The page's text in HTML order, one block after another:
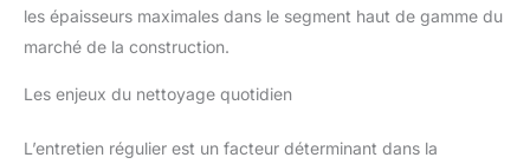
les épaisseurs maximales dans le segment haut de gamme du
marché de la construction.
Les enjeux du nettoyage quotidien
L’entretien régulier est un facteur déterminant dans la